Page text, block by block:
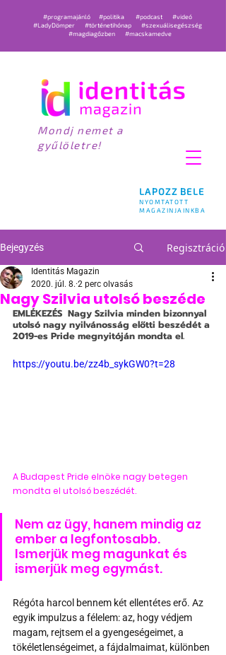
LAPOZZ BELE
NYOMTATOTT
MAGAZINJAINKBA
#programajánló #politika #podcast
#videó
#LadyDömper
#történetihónap
#szexuálisegészség
#magdiagőzben
#macskamedve
Mondj nemet a
gyűlöletre!
Bejegyzés Regisztráció
Nagy Szilvia utolsó beszéde
Identitás Magazin
2020. júl. 8. 2 perc olvasás
EMLÉKEZÉS
  Nagy Szilvia minden bizonnyal
utolsó nagy nyilvánosság előtti beszédét a
2019-es Pride megnyitóján mondta el.
https://youtu.be/zz4b_sykGW0?t=28
A Budapest Pride elnöke nagy betegen
mondta el utolsó beszédét.
Nem az ügy, hanem mindig az
ember a legfontosabb.
Ismerjük meg magunkat és
ismerjük meg egymást.
Régóta harcol bennem két ellentétes erő. Az
egyik impulzus a félelem: az, hogy védjem
magam, rejtsem el a gyengeségeimet, a
tökéletlenségeimet, a fájdalmaimat, különben